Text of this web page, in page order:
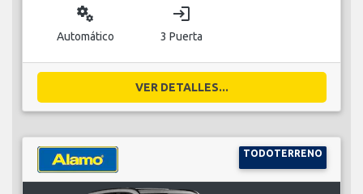
miscellaneous_services
Automático
login
3 Puerta
VER DETALLES...
TODOTERRENO